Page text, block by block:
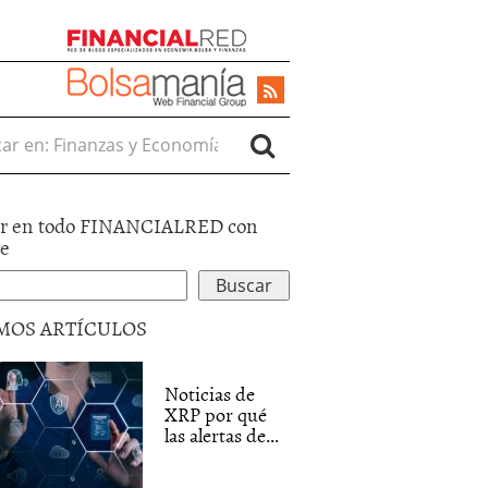
en:
en todo FINANCIALRED con
ARTÍCULOS
Noticias de
XRP por qué
las alertas de...